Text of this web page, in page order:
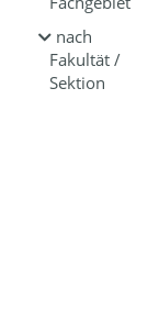
nach
Fakultät /
Sektion